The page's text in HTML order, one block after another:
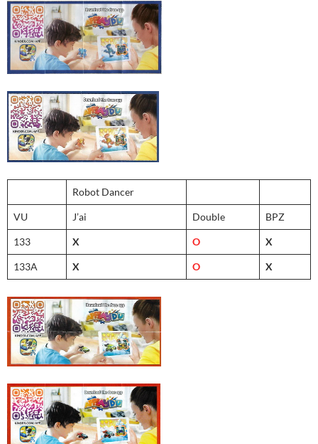
Robot Dancer
VU J’ai Double BPZ
133 X O X
133A X O X